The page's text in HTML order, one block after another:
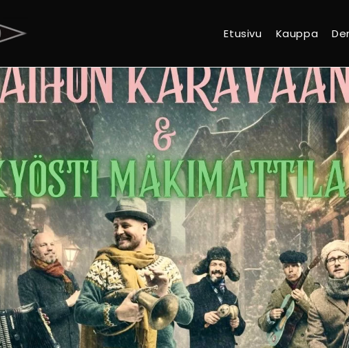
Etusivu Kauppa